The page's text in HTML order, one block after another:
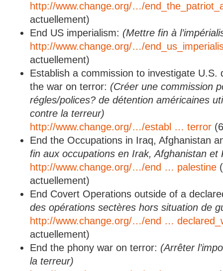
http://www.change.org/…/
actuellement)
End US imperialism: (Mettre fin à
http://www.change.org/…/
actuellement)
Establish a commission to investigate U.S.
the war on terror: (Créer une commission
régles/polices? de détention américaines
contre la terreur)
http://www.change.org/…/establ … terror
End the Occupations in Iraq, Afghanistan
fin aux occupations en Irak, Afghanistan et
http://www.change.org/…/end … palestine
actuellement)
End Covert Operations outside of a
des opérations sectères hors situation de
http://www.change.org/…/end …
actuellement)
End the phony war on terror: (Arrêter
la terreur)